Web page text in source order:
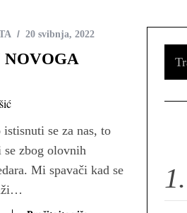
20 svibnja, 2022
se za nas, to
se zbog olovnih
Mi spavači kad se
o